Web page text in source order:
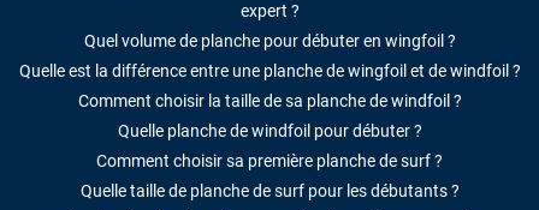
expert ?
Quel volume de planche pour débuter en wingfoil ?
Quelle est la différence entre une planche de wingfoil et de windfoil ?
Comment choisir la taille de sa planche de windfoil ?
Quelle planche de windfoil pour débuter ?
Comment choisir sa première planche de surf ?
Quelle taille de planche de surf pour les débutants ?